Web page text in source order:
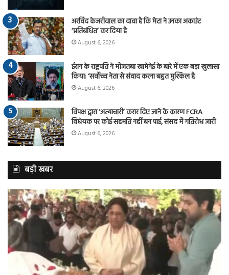
अरविंद केजरीवाल का दावा है कि मेटा ने उनका अकाउंट
‘प्रतिबंधित’ कर दिया है
August 6, 2026
ईरान के राष्ट्रपति ने मोजतबा खामेनेई के बारे में एक बड़ा खुलासा
किया: ‘सर्वोच्च नेता से संवाद करना बहुत मुश्किल है
August 6, 2026
विपक्ष द्वारा ‘अत्याचारी’ करार दिए जाने के कारण FCRA
विधेयक पर कोई सहमति नहीं बन पाई, संसद में गतिरोध जारी
August 6, 2026
बड़ी खबर